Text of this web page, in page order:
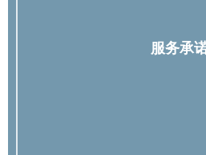
服务承